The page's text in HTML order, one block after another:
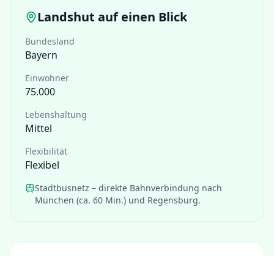
Landshut auf einen Blick
Bundesland
Bayern
Einwohner
75.000
Lebenshaltung
Mittel
Flexibilität
Flexibel
Stadtbusnetz – direkte Bahnverbindung nach
München (ca. 60 Min.) und Regensburg.